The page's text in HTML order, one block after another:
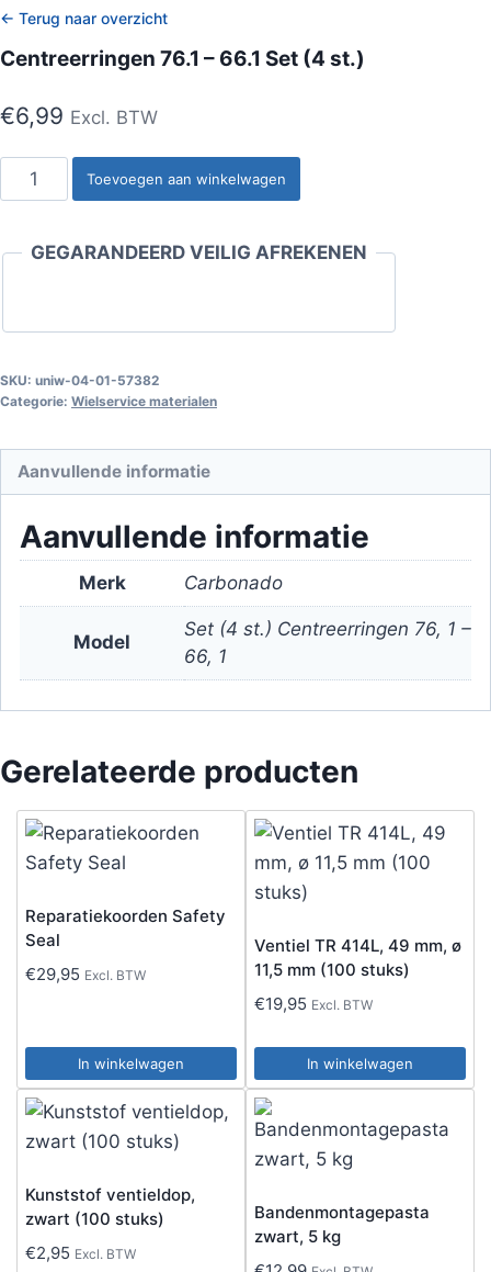
← Terug naar overzicht
Centreerringen 76.1 – 66.1 Set (4 st.)
€6,99 Excl. BTW
Centreerringen
76.1
66.1
aantal
Toevoegen aan winkelwagen
GEGARANDEERD VEILIG AFREKENEN
SKU: uniw-04-01-57382
Categorie: Wielservice materialen
Aanvullende informatie
Aanvullende informatie
Merk Carbonado
Model
Set (4 st.) Centreerringen 76, 1 –
66, 1
Gerelateerde producten
Reparatiekoorden Safety
Seal
€29,95 Excl. BTW
In winkelwagen
Ventiel TR 414L, 49 mm, ø
11,5 mm (100 stuks)
€19,95 Excl. BTW
In winkelwagen
Kunststof ventieldop,
zwart (100 stuks)
€2,95 Excl. BTW
Bandenmontagepasta
zwart, 5 kg